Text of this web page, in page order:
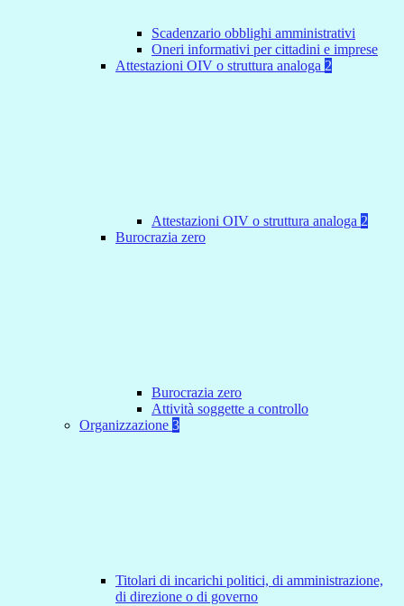
Scadenzario obblighi amministrativi
Oneri informativi per cittadini e imprese
Attestazioni OIV o struttura analoga 2
Attestazioni OIV o struttura analoga 2
Burocrazia zero
Burocrazia zero
Attività soggette a controllo
Organizzazione 3
Titolari di incarichi politici, di amministrazione,
di direzione o di governo